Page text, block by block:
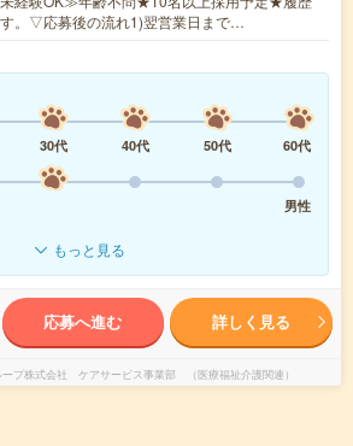
。▽応募後の流れ1)翌営業日まで…
30代 40代 50代
60代
男性
もっと見る
応募へ進む 詳しく見る
ープ株式会社 ケアサービス事業部 （医療福祉介護関連）